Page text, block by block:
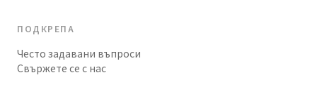
ПОДКРЕПА
Често задавани въпроси
Свържете се с нас